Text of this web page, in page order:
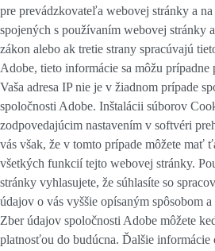
pre prevádzkovateľa webovej stránky a
spojených s používaním webovej stránky
zákon alebo ak tretie strany spracúvajú
Adobe, tieto informácie sa môžu prípadne
Vaša adresa IP nie je v žiadnom prípade
spoločnosti Adobe. Inštalácii súborov
zodpovedajúcim nastavením v softvéri
vás však, že v tomto prípade môžete mať
všetkých funkcií tejto webovej stránky.
stránky vyhlasujete, že súhlasíte so
údajov o vás vyššie opísaným spôsobom
Zber údajov spoločnosti Adobe môžete
platnosťou do budúcna. Ďalšie informácie